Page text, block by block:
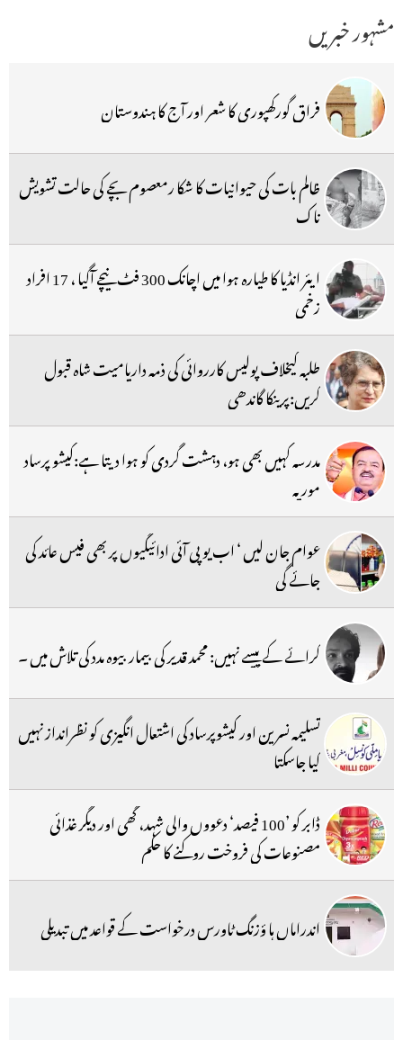
مشہور خبریں
فراق گورکھپوری کا شعر اور آج کا ہندوستان
ظالم بات کی حیوانیات کا شکا رمعصوم بچے کی حالت تشویش
ناک
ایئر انڈیا کا طیارہ ہوا میں اچانک 300 فٹ نیچے آگیا ، 17 افراد
زخمی
طلبہ کیخلاف پولیس کارروائی کی ذمہ داریامیت شاہ قبول
کریں:پرینکا گاندھی
مدرسہ کہیں بھی ہو، دہشت گردی کو ہوا دیتا ہے:کیشو پرساد
موریہ
عوام جان لیں ‘ اب یو پی آئی ادائیگیوں پر بھی فیس عائد کی
جائے گی
کرائے کے پیسے نہیں: محمد قدیر کی بیمار بیوہ مدد کی تلاش میں ۔
تسلیمہ نسرین اور کیشوپرساد کی اشتعال انگیزی کو نظرانداز نہیں
کیا جاسکتا
ڈابر کو ’100 فیصد‘ دعووں والی شہد، گھی اور دیگر غذائی
مصنوعات کی فروخت روکنے کا حکم
اندراماں ہا ؤزنگ ٹاورس درخواست کے قواعد میں تبدیلی